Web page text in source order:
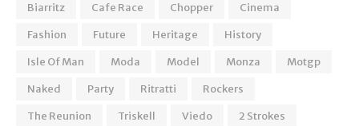
Biarritz
Cafe Race Chopper
Cinema
Fashion
Future Heritage
History
Isle Of Man
Moda Model Monza
Motgp
Naked
Party Ritratti
Rockers
The Reunion
Triskell Viedo
2 Strokes